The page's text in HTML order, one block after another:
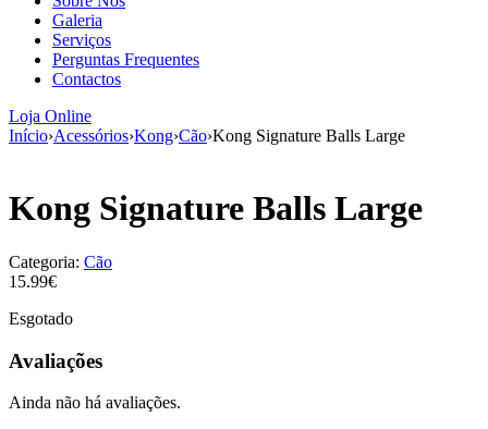
Galeria
Serviços
Perguntas Frequentes
Contactos
Loja Online
Início›Acessórios›Kong›Cão›Kong Signature Balls Large
Kong Signature Balls Large
Categoria: Cão
15.99€
Esgotado
Avaliações
Ainda não há avaliações.
aumenta a
probabilidade
de ver
conteúdo e
ofertas